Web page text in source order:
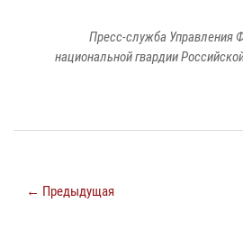
Пресс-служба Управления
национальной гвардии
← Предыдущая